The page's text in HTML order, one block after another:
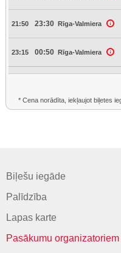
21:50 23:30 Rīga-Valmiera
23:15 00:50 Rīga-Valmiera
* Cena norādīta, iekļaujot biļetes
Biļešu iegāde
Palīdzība
Lapas karte
Pasākumu organizatoriem